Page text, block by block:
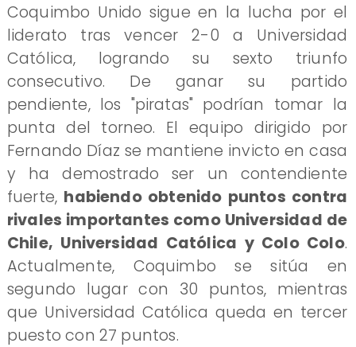
Coquimbo Unido sigue en la lucha por el
liderato tras vencer 2-0 a Universidad
Católica, logrando su sexto triunfo
consecutivo. De ganar su partido
pendiente, los "piratas" podrían tomar la
punta del torneo. El equipo dirigido por
Fernando Díaz se mantiene invicto en casa
y ha demostrado ser un contendiente
fuerte, habiendo obtenido puntos contra
rivales importantes como Universidad de
Chile, Universidad Católica y Colo Colo.
Actualmente, Coquimbo se sitúa en
segundo lugar con 30 puntos, mientras
que Universidad Católica queda en tercer
puesto con 27 puntos.